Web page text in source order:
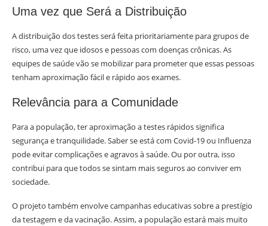
Uma vez que Será a Distribuição
A distribuição dos testes será feita prioritariamente para grupos de
risco, uma vez que idosos e pessoas com doenças crônicas. As
equipes de saúde vão se mobilizar para prometer que essas pessoas
tenham aproximação fácil e rápido aos exames.
Relevância para a Comunidade
Para a população, ter aproximação a testes rápidos significa
segurança e tranquilidade. Saber se está com Covid-19 ou Influenza
pode evitar complicações e agravos à saúde. Ou por outra, isso
contribui para que todos se sintam mais seguros ao conviver em
sociedade.
O projeto também envolve campanhas educativas sobre a prestígio
da testagem e da vacinação. Assim, a população estará mais muito